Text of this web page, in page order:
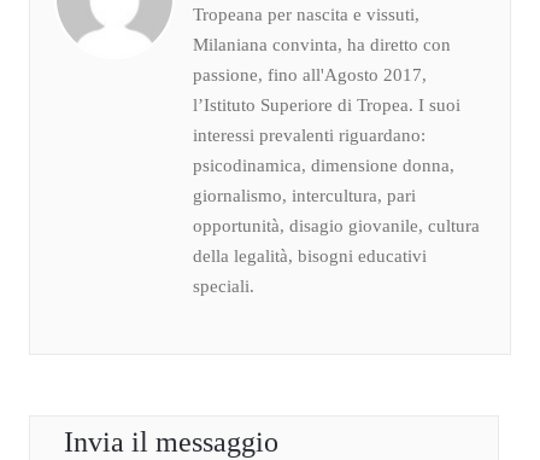
Tropeana per nascita e vissuti,
Milaniana convinta, ha diretto con
passione, fino all'Agosto 2017,
l’Istituto Superiore di Tropea. I suoi
interessi prevalenti riguardano:
psicodinamica, dimensione donna,
giornalismo, intercultura, pari
opportunità, disagio giovanile, cultura
della legalità, bisogni educativi
speciali.
Invia il messaggio